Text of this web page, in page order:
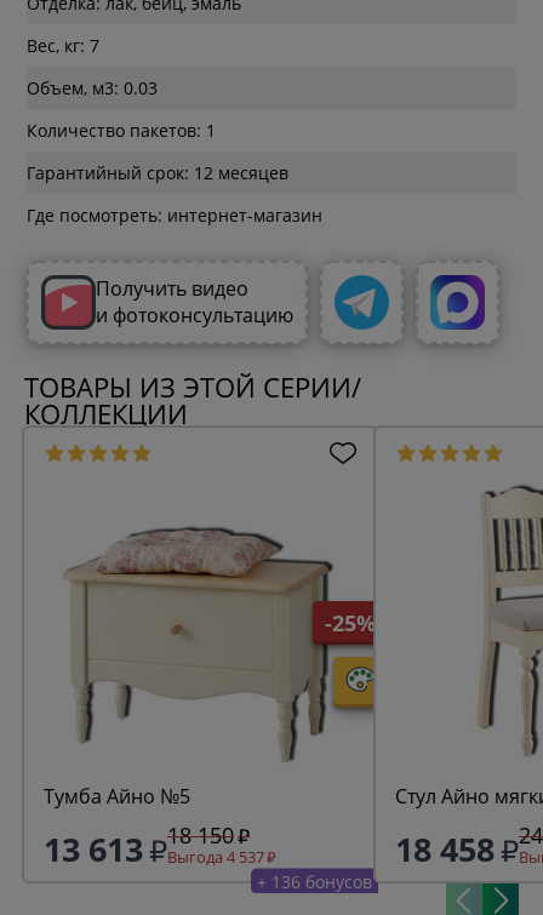
Вес, кг: 7
Объем, м3: 0.03
Количество пакетов: 1
Гарантийный срок: 12 месяцев
Где посмотреть: интернет-магазин
Получить видео
и фотоконсультацию
ТОВАРЫ ИЗ ЭТОЙ СЕРИИ/
КОЛЛЕКЦИИ
-25%
Тумба Айно №5
13 613 18 150
Выгода 4 537
+ 136 бонусов
Стул Айно
18 458